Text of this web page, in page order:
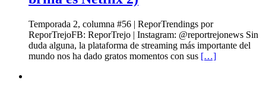
Temporada 2, columna #56 | ReporTrendings por
ReporTrejoFB: ReporTrejo | Instagram: @reportrejonews Sin
duda alguna, la plataforma de streaming más importante del
mundo nos ha dado gratos momentos con sus […]